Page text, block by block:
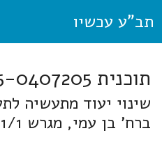
תב"ע עכשיו
תוכנית 605-0407205 באר-שבע
שינוי יעוד מתעשיה
ברח' בן עמי, מגרש 801/1